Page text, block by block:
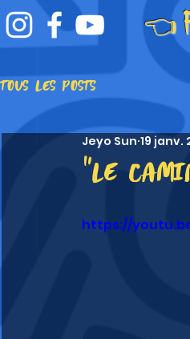
👈
Tous les posts
"Le
Jeyo Sun 19 janv.
https://